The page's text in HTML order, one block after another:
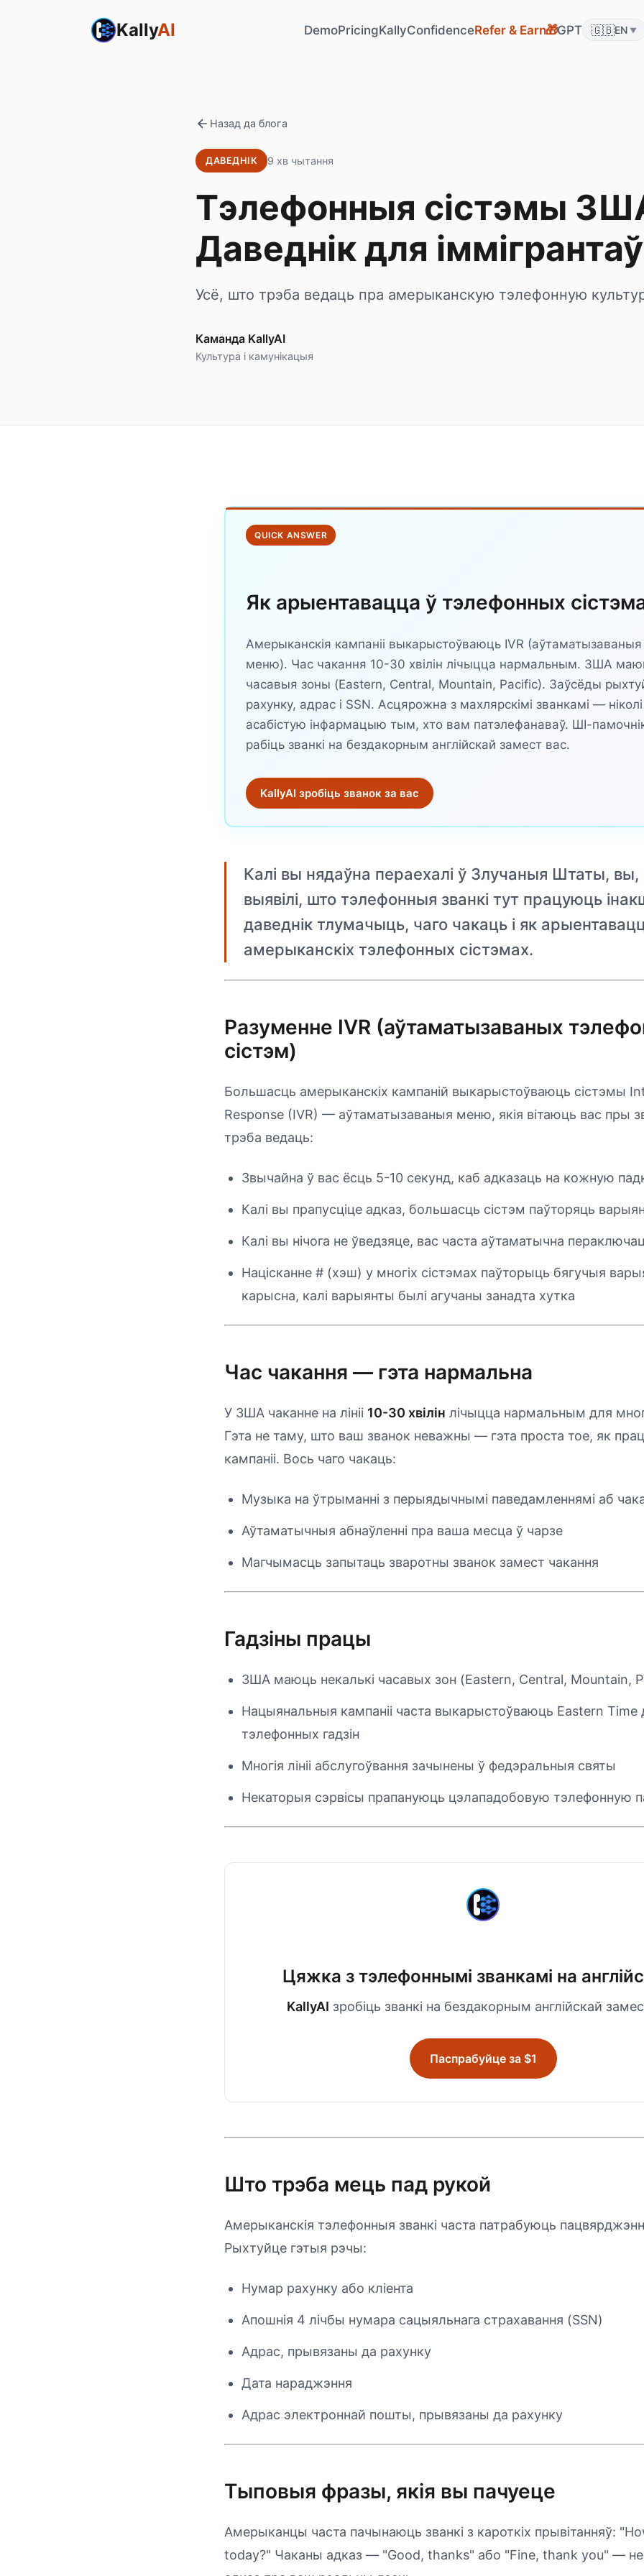
KallyAI DemoPricingKallyConfidenceRefer & Earn🎁GPT 🇬🇧EN ▼
Назад да блога
ДАВЕДНІК 9 хв чытання
Тэлефонныя сістэмы
Даведнік для іммігрантаў
Усё, што трэба ведаць пра амерыканскую тэлефонную
Каманда KallyAI
Культура і камунікацыя
QUICK ANSWER
Як арыентавацца ў тэлефонных
Амерыканскія кампаніі выкарыстоўваюць IVR
меню). Час чакання 10-30 хвілін лічыцца нармальным. ЗША
часавыя зоны (Eastern, Central, Mountain, Pacific). Заўсёды
рахунку, адрас і SSN. Асцярожна з махлярскімі званкамі —
асабістую інфармацыю тым, хто вам патэлефанаваў. ШІ-
рабіць званкі на бездакорным англійскай замест вас.
KallyAI зробіць званок за вас
Калі вы нядаўна пераехалі ў Злучаныя Штаты, вы,
выявілі, што тэлефонныя званкі тут працуюць
даведнік тлумачыць, чаго чакаць і як
амерыканскіх тэлефонных сістэмах.
Разуменне IVR (аўтаматызаваных
сістэм)
Большасць амерыканскіх кампаній выкарыстоўваюць сістэмы
Response (IVR) — аўтаматызаваныя меню, якія вітаюць вас пры
трэба ведаць:
Звычайна ў вас ёсць 5-10 секунд, каб адказаць на кожную
Калі вы прапусціце адказ, большасць сістэм паўторяць
Калі вы нічога не ўведзяце, вас часта аўтаматычна
Націсканне # (хэш) у многіх сістэмах паўторыць бягучыя
карысна, калі варыянты былі агучаны занадта хутка
Час чакання — гэта нармальна
У ЗША чаканне на лініі 10-30 хвілін лічыцца нармальным для
Гэта не таму, што ваш званок неважны — гэта проста тое, як
кампаніі. Вось чаго чакаць:
Музыка на ўтрыманні з перыядычнымі паведамленнямі аб
Аўтаматычныя абнаўленні пра ваша месца ў чарзе
Магчымасць запытаць зваротны званок замест чакання
Гадзіны працы
ЗША маюць некалькі часавых зон (Eastern, Central, Mountain,
Нацыянальныя кампаніі часта выкарыстоўваюць Eastern Time
тэлефонных гадзін
Многія лініі абслугоўвання зачынены ў федэральныя святы
Некаторыя сэрвісы прапануюць цэлападобовую тэлефонную
Цяжка з тэлефоннымі званкамі на
KallyAI зробіць званкі на бездакорным англійскай
Паспрабуйце за $1
Што трэба мець пад рукой
Амерыканскія тэлефонныя званкі часта патрабуюць
Рыхтуйце гэтыя рэчы:
Нумар рахунку або кліента
Апошнія 4 лічбы нумара сацыяльнага страхавання (SSN)
Адрас, прывязаны да рахунку
Дата нараджэння
Адрас электроннай пошты, прывязаны да рахунку
Тыповыя фразы, якія вы пачуеце
Амерыканцы часта пачынаюць званкі з кароткіх прывітанняў:
today?" Чаканы адказ — "Good, thanks" або "Fine, thank you" — не